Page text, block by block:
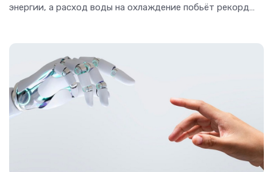
энергии, а расход воды на охлаждение побьёт рекорд
вычислительных